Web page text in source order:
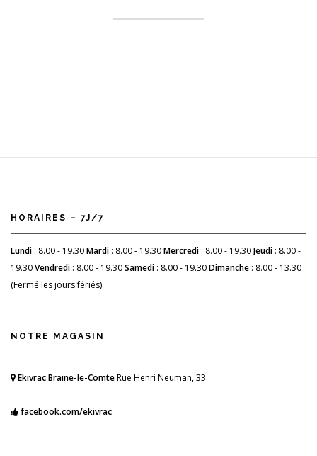
HORAIRES – 7J/7
Lundi : 8.00 - 19.30Mardi : 8.00 - 19.30Mercredi : 8.00 - 19.30Jeudi : 8.00 -
19.30Vendredi : 8.00 - 19.30Samedi : 8.00 - 19.30Dimanche : 8.00 - 13.30
(Fermé les jours fériés)
NOTRE MAGASIN
Ekivrac Braine-le-ComteRue Henri Neuman, 33
facebook.com/ekivrac